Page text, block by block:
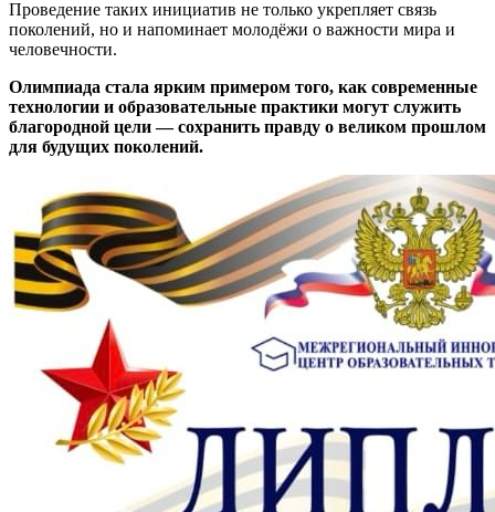
Проведение таких инициатив не только укрепляет связь
поколений, но и напоминает молодёжи о важности мира и
человечности.
Олимпиада стала ярким примером того, как современные
технологии и образовательные практики могут служить
благородной цели — сохранить правду о великом прошлом
для будущих поколений.